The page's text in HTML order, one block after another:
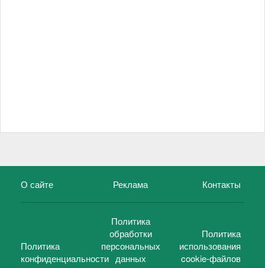
О сайте Реклама Контакты
Политика
конфиденциальности
Политика
обработки
персональных
данных
Политика
использования
cookie-файлов